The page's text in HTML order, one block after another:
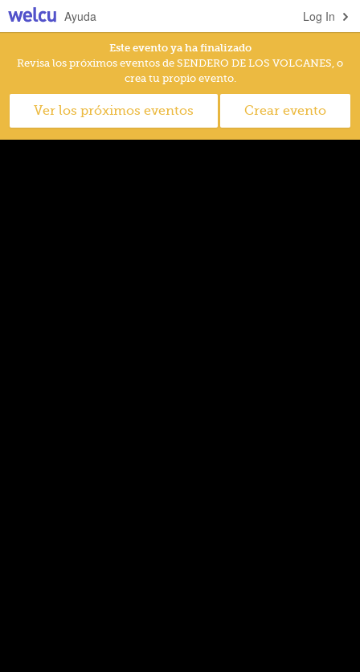
Log In
Ayuda
Este evento ya ha finalizado
Revisa los próximos eventos de SENDERO DE LOS VOLCANES, o
crea tu propio evento.
Ver los próximos eventos Crear evento